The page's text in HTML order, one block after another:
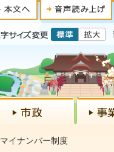
マイナンバー制度